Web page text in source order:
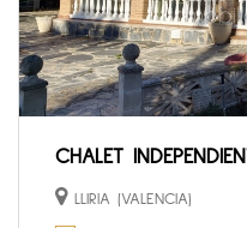
CHALET
LLIRIA (VALENCIA)